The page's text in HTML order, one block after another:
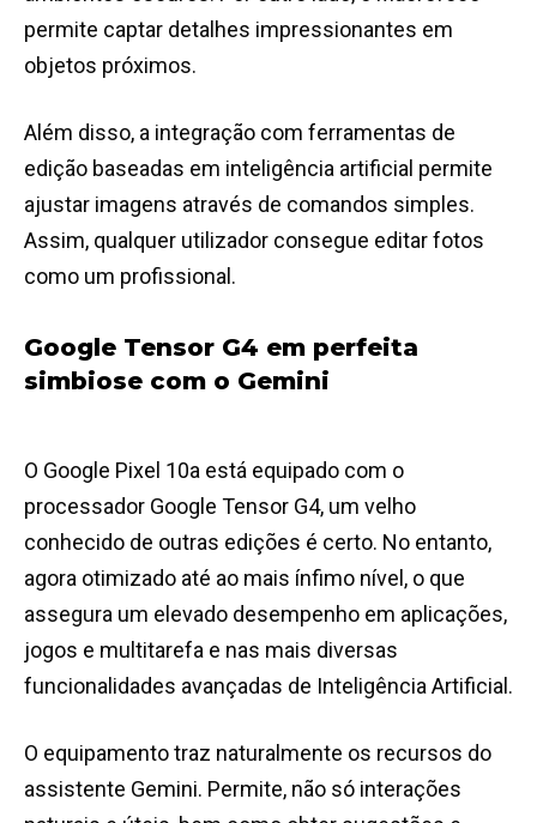
permite captar detalhes impressionantes em
objetos próximos.
Além disso, a integração com ferramentas de
edição baseadas em inteligência artificial permite
ajustar imagens através de comandos simples.
Assim, qualquer utilizador consegue editar fotos
como um profissional.
Google Tensor G4 em perfeita
simbiose com o Gemini
O Google Pixel 10a está equipado com o
processador Google Tensor G4, um velho
conhecido de outras edições é certo. No entanto,
agora otimizado até ao mais ínfimo nível, o que
assegura um elevado desempenho em aplicações,
jogos e multitarefa e nas mais diversas
funcionalidades avançadas de Inteligência Artificial.
O equipamento traz naturalmente os recursos do
assistente Gemini. Permite, não só interações